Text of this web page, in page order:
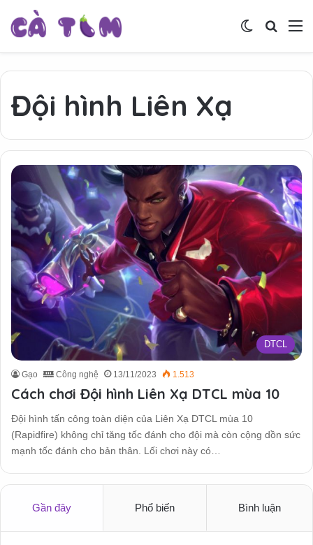
Tìm
Switch skin
Đội hình Liên Xạ
DTCL
Gạo Công nghệ 13/11/2023 1.513
Cách chơi Đội hình Liên Xạ DTCL mùa 10
Đội hình tấn công toàn diện của Liên Xạ DTCL mùa 10
(Rapidfire) không chỉ tăng tốc đánh cho đội mà còn cộng dồn sức
mạnh tốc đánh cho bản thân. Lối chơi này có…
Gần đây Phổ biến Bình luận